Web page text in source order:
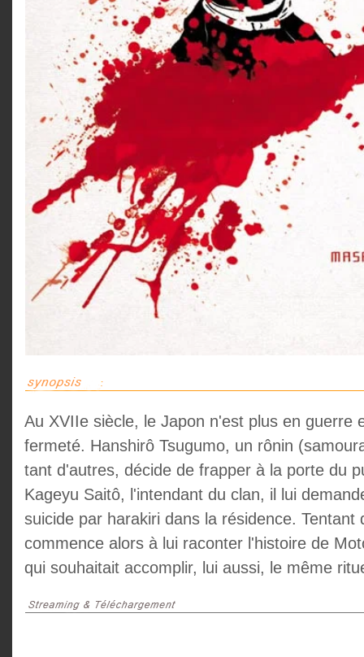
Au XVIIe siècle, le Japon n'est plus en guerre
fermeté. Hanshirô Tsugumo, un rônin
tant d'autres, décide de frapper à la porte du
Kageyu Saitô, l'intendant du clan, il lui
suicide par harakiri dans la résidence. Tentant
commence alors à lui raconter l'histoire de
qui souhaitait accomplir, lui aussi, le même